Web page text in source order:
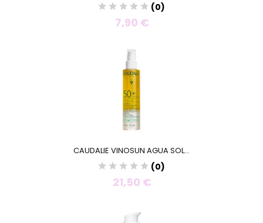
(0)
7,90 €
CAUDALIE VINOSUN AGUA SOL...
(0)
21,50 €